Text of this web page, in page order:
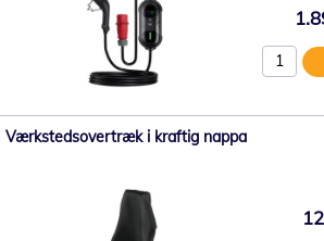
Værkstedsovertræk i kraftig nappa